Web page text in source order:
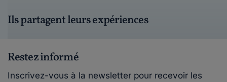
Ils partagent leurs expériences
Restez informé
Inscrivez-vous à la newsletter pour recevoir les